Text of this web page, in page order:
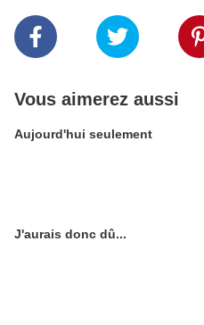
Vous aimerez aussi
Aujourd'hui seulement
J'aurais donc dû...